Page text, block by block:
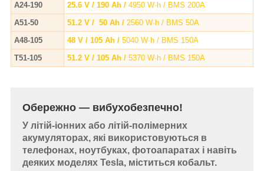
A24-190
25.6 V / 190 Ah / 4950 W·h / BMS 200A
A51-50
51.2 V / 50 Ah / 2560 W·h / BMS 50A
A48-105
48 V / 105 Ah / 5040 W·h / BMS 150A
T51-105
51.2 V / 105 Ah / 5370 W·h / BMS 150A
Обережно — вибухобезпечно!
У літій-іонних або літій-полімерних
акумуляторах, які використовуються в
телефонах, ноутбуках, фотоапаратах і навіть
деяких моделях Tesla, міститься кобальт.